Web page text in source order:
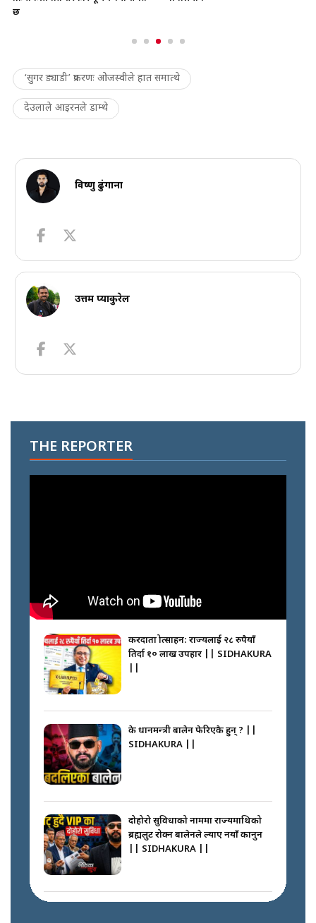
छ
‘सुगर ड्याडी’ प्रकरणः ओजस्वीले हात समात्थे
देउलाले आइरनले डाम्थे
विष्णु ढुंगाना
उत्तम प्याकुरेल
THE REPORTER
करदाता प्रोत्साहन: राज्यलाई २८ रुपैयाँ
तिर्दा १० लाख उपहार || SIDHAKURA
के प्रधानमन्त्री बालेन फेरिएकै हुन् ? ||
SIDHAKURA ||
दोहोरो सुविधाको नाममा राज्यमाथिको
ब्रह्मलुट रोक्न बालेनले ल्याए नयाँ कानुन
|| SIDHAKURA ||